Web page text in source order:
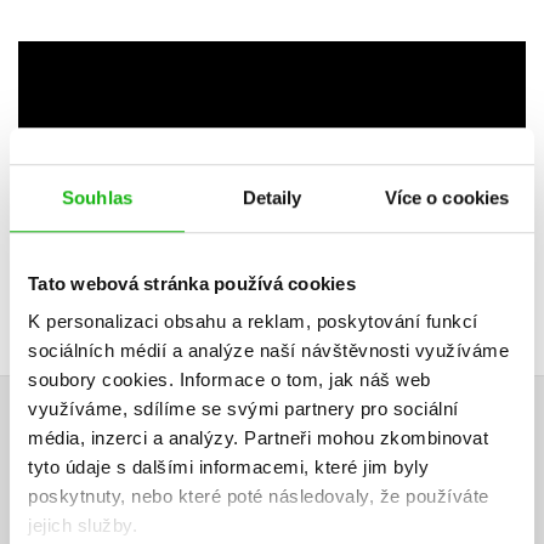
Souhlas Detaily Více o cookies
Tato webová stránka používá cookies
K personalizaci obsahu a reklam, poskytování funkcí
sociálních médií a analýze naší návštěvnosti využíváme
soubory cookies. Informace o tom, jak náš web
využíváme, sdílíme se svými partnery pro sociální
média, inzerci a analýzy. Partneři mohou zkombinovat
tyto údaje s dalšími informacemi, které jim byly
poskytnuty, nebo které poté následovaly, že používáte
jejich služby.
HODNOCENÍ ČTENÁŘŮ
V současné době nejsou vytvořena žádná uživatelská hodnocení.